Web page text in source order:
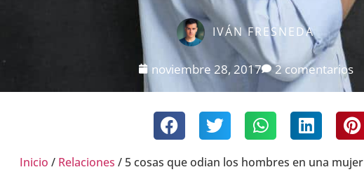
IVÁN FRESNEDA
noviembre 28, 2017 2 comentarios
Inicio / Relaciones / 5 cosas que odian los hombres en una mujer